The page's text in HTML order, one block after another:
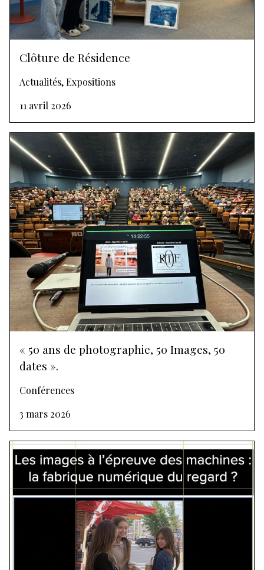
Clôture de Résidence
Actualités, Expositions
11 avril 2026
« 50 ans de photographie, 50 Images, 50
dates ».
Conférences
3 mars 2026